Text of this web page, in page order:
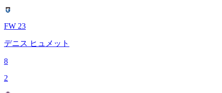
FW 23
デニス ヒュメット
8
2